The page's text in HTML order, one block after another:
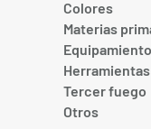
Colores
Materias
Herramientas
Tercer fuego
Otros